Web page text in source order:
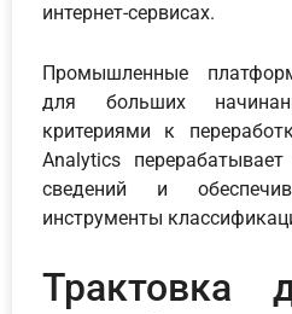
интернет-сервисах.
Промышленные
для больших
критериями к
Analytics
сведений и
инструменты
Трактовка